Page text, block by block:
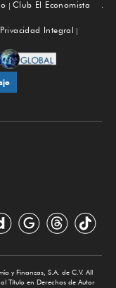
Subir
Club El Economista
Integral
y Finanzas, S.A. de C.V. All
Título en Derechos de Autor